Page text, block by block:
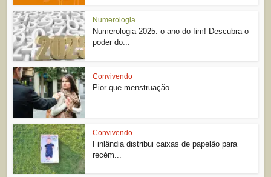
Numerologia
Numerologia 2025: o ano do fim! Descubra o
poder do...
Convivendo
Pior que menstruação
Convivendo
Finlândia distribui caixas de papelão para
recém...